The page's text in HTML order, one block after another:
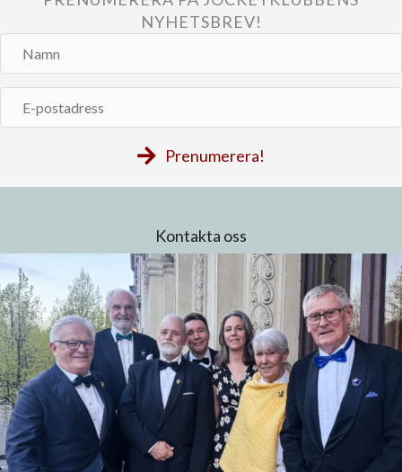
NYHETSBREV!
Namn
postadress
Prenumerera!
Kontakta oss